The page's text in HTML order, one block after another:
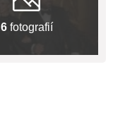
6fotografií